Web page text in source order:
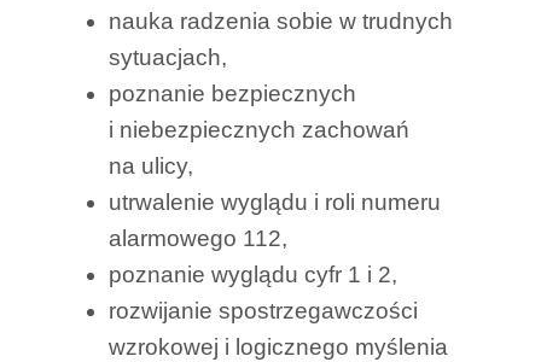
nauka radzenia sobie w trudnych
sytuacjach,
poznanie bezpiecznych
i niebezpiecznych zachowań
na ulicy,
utrwalenie wyglądu i roli numeru
alarmowego 112,
poznanie wyglądu cyfr 1 i 2,
rozwijanie spostrzegawczości
wzrokowej i logicznego myślenia